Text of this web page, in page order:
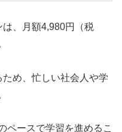
、月額4,980円（税
め、忙しい社会人や学
ペースで学習を進めるこ